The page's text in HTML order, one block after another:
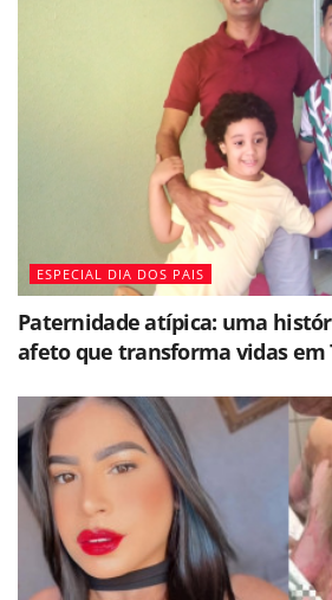
ESPECIAL DIA DOS PAIS
Paternidade atípica: uma
afeto que transforma vidas em